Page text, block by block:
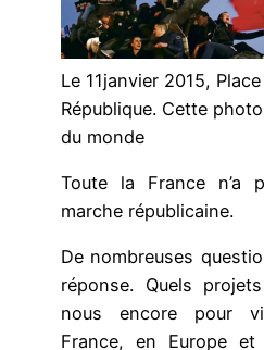
Le 11janvier 2015,
République. Cette
du monde
Toute la France
marche républicaine.
De nombreuses
réponse. Quels
nous encore pour
France, en Europe